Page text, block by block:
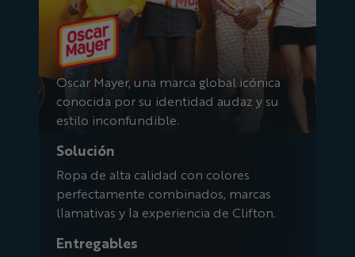
Oscar Mayer, una marca global icónica
conocida por su identidad audaz y su
estilo inconfundible.
Solución
Ropa de alta calidad con colores
perfectamente combinados, marcas
llamativas y la experiencia de Clifton.
Entregables